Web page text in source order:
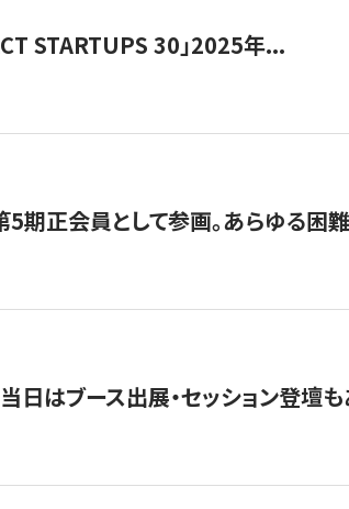
STARTUPS 30」2025年...
5期正会員として参画。あらゆる
日はブース出展・セッション登壇も